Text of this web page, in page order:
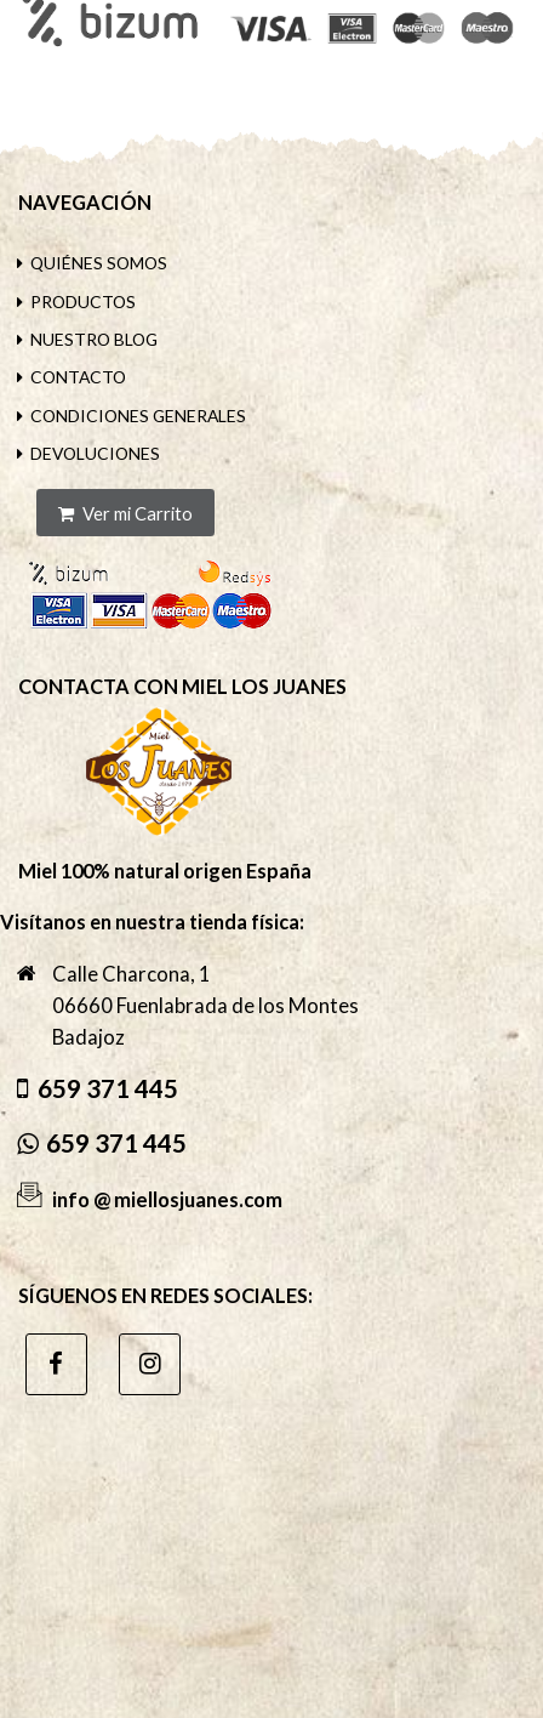
NAVEGACIÓN
QUIÉNES SOMOS
PRODUCTOS
NUESTRO BLOG
CONTACTO
CONDICIONES GENERALES
DEVOLUCIONES
Ver mi Carrito
CONTACTA CON MIEL LOS JUANES
Miel 100% natural origen España
Visítanos en nuestra tienda física:
Calle Charcona, 1
06660 Fuenlabrada de los Montes
Badajoz
659 371 445
659 371 445
info @ miellosjuanes.com
SÍGUENOS EN REDES SOCIALES: